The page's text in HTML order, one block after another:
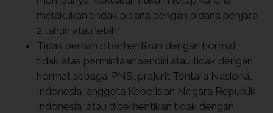
melakukan tindak pidana dengan pidana penjara
2 tahun atau lebih;
Tidak pernah diberhentikan dengan hormat
tidak atas permintaan sendiri atau tidak dengan
hormat sebagai PNS, prajurit Tentara Nasional
Indonesia, anggota Kepolisian Negara Republik
Indonesia, atau diberhentikan tidak dengan